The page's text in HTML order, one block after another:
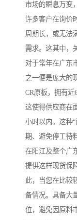
市场的瞬息万变
许多客户在询价
周期长，或无法
需求。这其中，
对于常年在广东
之一便是庞大的
CR原板，拥有近
这使得供应商在
小时以内。这种
期、避免停工待
在阳江及整个广
提供这样现货保
此，当您在比较
备情况。具备大
位，避免因原料